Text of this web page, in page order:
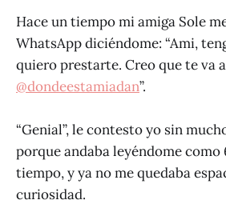
Hace un tiempo mi amiga Sole
WhatsApp diciéndome: “Ami,
quiero prestarte. Creo que te va
@dondeestamiadan”.
“Genial”, le contesto yo sin
porque andaba leyéndome
tiempo, y ya no me quedaba
curiosidad.